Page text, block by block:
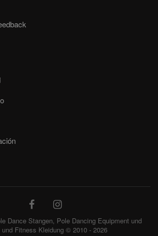
Dance Stangen, Pole Dancing Equipment und
und Fitness Kleidung © 2010 - 2026